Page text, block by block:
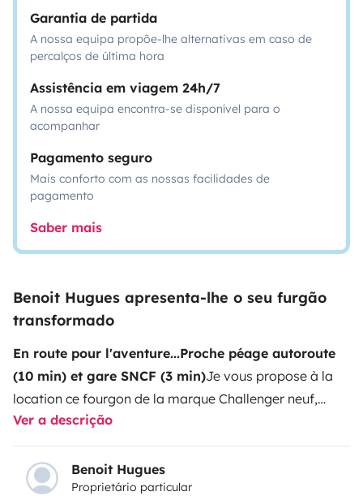
Garantia de partida
A nossa equipa propõe-lhe alternativas em caso de
percalços de última hora
Assistência em viagem 24h/7
A nossa equipa encontra-se disponível para o
acompanhar
Pagamento seguro
Mais conforto com as nossas facilidades de
pagamento
Saber mais
Benoit Hugues apresenta-lhe o seu furgão
transformado
En route pour l'aventure...Proche péage autoroute
(10 min) et gare SNCF (3 min)Je vous propose à la
location ce fourgon de la marque Challenger neuf,
utilisable été comme hiver. Son gabarit, à mi-chemin
entre le van et le camping-car, fait de lui le compromis
idéal : facile à conduire, spacieux et confortable. Bien
équipé, pouvant accueillir jusqu'à 4 personnes (deux lit
Ver a descrição
Benoit Hugues
Proprietário particular